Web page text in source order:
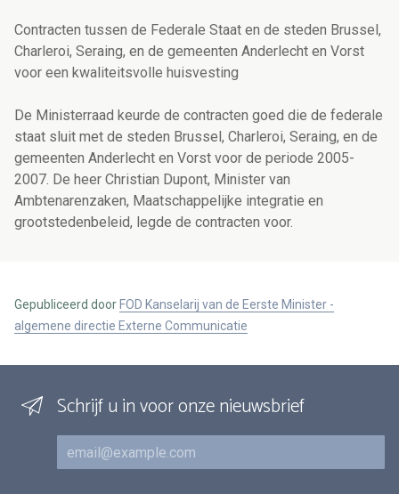
Contracten tussen de Federale Staat en de steden Brussel,
Charleroi, Seraing, en de gemeenten Anderlecht en Vorst
voor een kwaliteitsvolle huisvesting
De Ministerraad keurde de contracten goed die de federale
staat sluit met de steden Brussel, Charleroi, Seraing, en de
gemeenten Anderlecht en Vorst voor de periode 2005-
2007. De heer Christian Dupont, Minister van
Ambtenarenzaken, Maatschappelijke integratie en
grootstedenbeleid, legde de contracten voor.
Gepubliceerd door FOD Kanselarij van de Eerste Minister -
algemene directie Externe Communicatie
Schrijf u in voor onze nieuwsbrief
E-mail